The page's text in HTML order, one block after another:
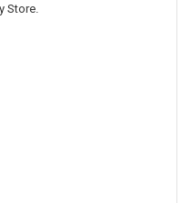
Store.